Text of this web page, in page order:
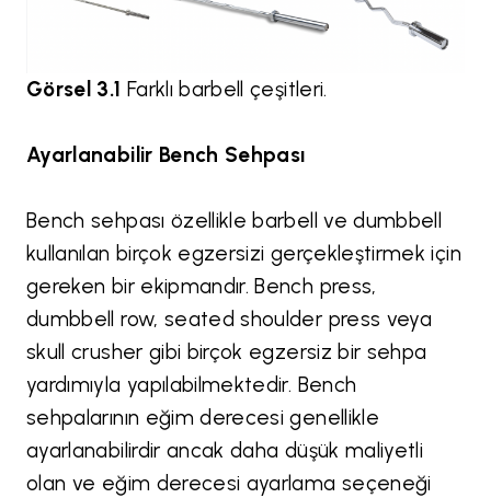
Görsel 3.1 Farklı barbell çeşitleri.
Ayarlanabilir Bench Sehpası
Bench sehpası özellikle barbell ve dumbbell
kullanılan birçok egzersizi gerçekleştirmek için
gereken bir ekipmandır. Bench press,
dumbbell row, seated shoulder press veya
skull crusher gibi birçok egzersiz bir sehpa
yardımıyla yapılabilmektedir. Bench
sehpalarının eğim derecesi genellikle
ayarlanabilirdir ancak daha düşük maliyetli
olan ve eğim derecesi ayarlama seçeneği